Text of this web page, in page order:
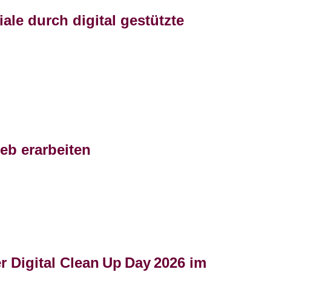
durch digital gestützte
erarbeiten
Clean Up Day 2026 im